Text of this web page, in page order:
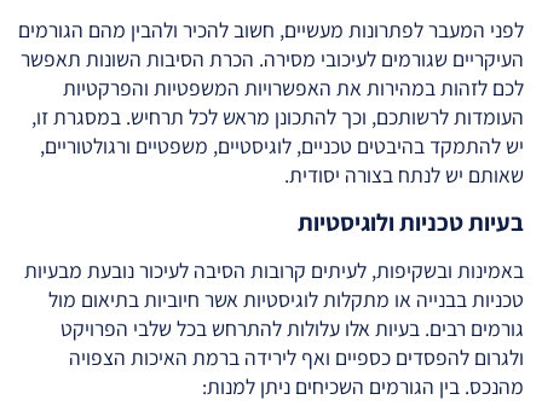
לפני המעבר לפתרונות מעשיים, חשוב להכיר ולהבין מהם הגורמים
העיקריים שגורמים לעיכובי מסירה. הכרת הסיבות השונות תאפשר
לכם לזהות במהירות את האפשרויות המשפטיות והפרקטיות
העומדות לרשותכם, וכך להתכונן מראש לכל תרחיש. במסגרת זו,
יש להתמקד בהיבטים טכניים, לוגיסטיים, משפטיים ורגולטוריים,
שאותם יש לנתח בצורה יסודית.
בעיות טכניות ולוגיסטיות
באמינות ובשקיפות, לעיתים קרובות הסיבה לעיכור נובעת מבעיות
טכניות בבנייה או מתקלות לוגיסטיות אשר חיוביות בתיאום מול
גורמים רבים. בעיות אלו עלולות להתרחש בכל שלבי הפרויקט
ולגרום להפסדים כספיים ואף לירידה ברמת האיכות הצפויה
מהנכס. בין הגורמים השכיחים ניתן למנות: